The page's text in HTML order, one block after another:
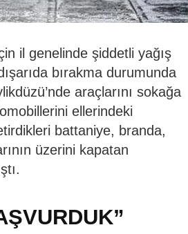
il genelinde şiddetli yağış
bırakma durumunda
araçlarını sokağa
ellerindeki
battaniye, branda,
üzerini kapatan